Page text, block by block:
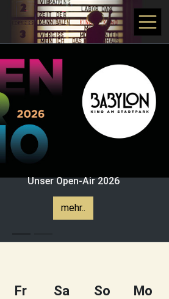
Unser Open-Air 2026
mehr..
Fr Sa So Mo